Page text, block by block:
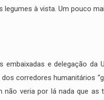
à vista. Um pouco
e delegação da
corredores humanitários
veria por lá nada que as